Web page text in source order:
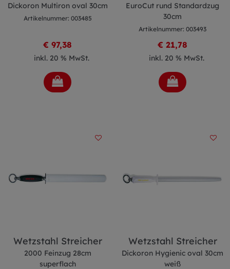
Dickoron Multiron oval 30cm
Artikelnummer: 003485
€ 97,38
inkl. 20 % MwSt.
EuroCut rund Standardzug
30cm
Artikelnummer: 003493
€ 21,78
inkl. 20 % MwSt.
Wetzstahl Streicher
2000 Feinzug 28cm
superflach
Wetzstahl Streicher
Dickoron Hygienic oval 30cm
weiß